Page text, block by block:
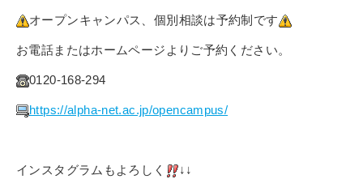
オープンキャンパス、個別相談は予約制です
お電話またはホームページよりご予約ください。
0120-168-294
https://alpha-net.ac.jp/opencampus/
インスタグラムもよろしく ↓↓